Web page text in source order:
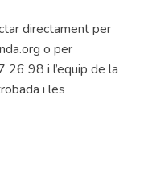
directament per
o per
98 i l’equip de la
i les